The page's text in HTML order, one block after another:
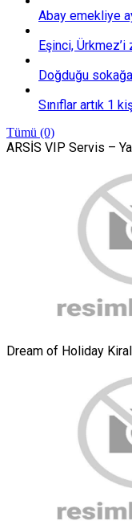
Abay emekliye
Eşinci,
Doğduğu
Sınıflar artık 1
Tümü (0)
ARSİS VIP Servis –
Dream of Holiday